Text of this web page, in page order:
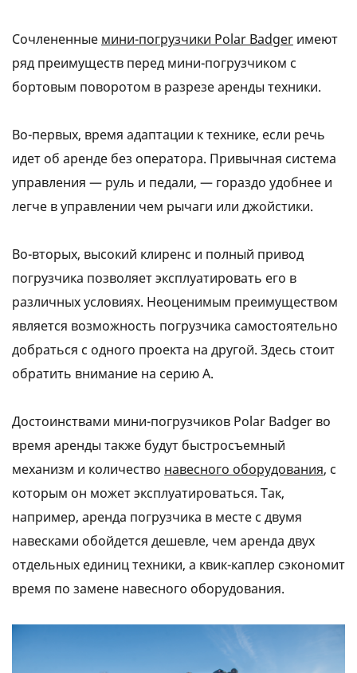
Сочлененные мини-погрузчики Polar Badger имеют
ряд преимуществ перед мини-погрузчиком с
бортовым поворотом в разрезе аренды техники.
Во-первых, время адаптации к технике, если речь
идет об аренде без оператора. Привычная система
управления — руль и педали, — гораздо удобнее и
легче в управлении чем рычаги или джойстики.
Во-вторых, высокий клиренс и полный привод
погрузчика позволяет эксплуатировать его в
различных условиях. Неоценимым преимуществом
является возможность погрузчика самостоятельно
добраться с одного проекта на другой. Здесь стоит
обратить внимание на серию А.
Достоинствами мини-погрузчиков Polar Badger во
время аренды также будут быстросъемный
механизм и количество навесного оборудования, с
которым он может эксплуатироваться. Так,
например, аренда погрузчика в месте с двумя
навесками обойдется дешевле, чем аренда двух
отдельных единиц техники, а квик-каплер сэкономит
время по замене навесного оборудования.